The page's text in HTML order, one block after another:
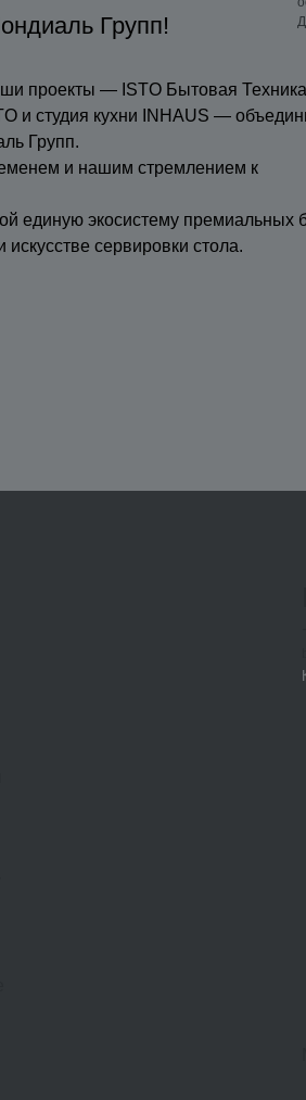
Групп!
проекты — ISTO Бытовая
и студия кухни INHAUS —
Групп.
и нашим стремлением к
единую экосистему премиальных
сервировки стола.